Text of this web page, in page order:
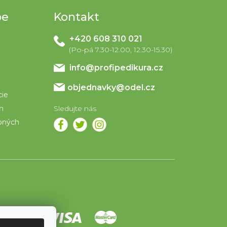
Kontakt
info@profipedikura.cz
+420 608 310 021
objednavky@odel.cz